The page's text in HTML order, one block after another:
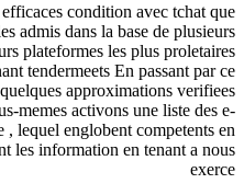
condition avec tchat que
admis dans la base de plusieurs
plateformes les plus proletaires
tendermeets En passant par ce
approximations verifiees
memes activons une liste des e-
, lequel englobent competents en
les information en tenant a nous
exerce